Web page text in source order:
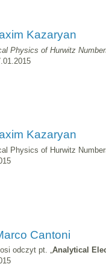
Kazaryan
Physics of Hurwitz
Kazaryan
Physics of Hurwitz
Cantoni
odczyt pt. „Analytical